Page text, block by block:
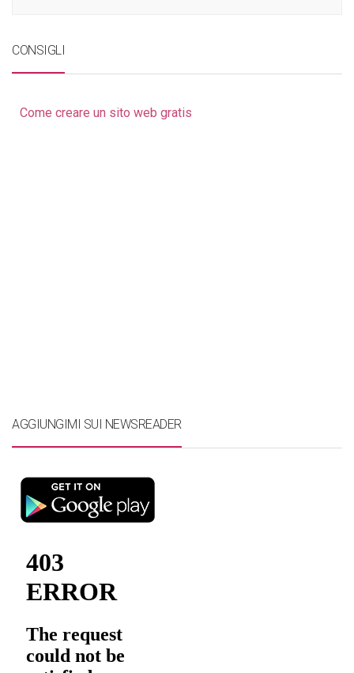
CONSIGLI
Come creare un sito web gratis
AGGIUNGIMI SUI NEWSREADER